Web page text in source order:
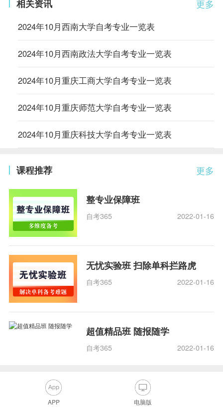
更多
相关资讯
2024年10月西南大学自考专业一览表
2024年10月西南政法大学自考专业一览表
2024年10月重庆工商大学自考专业一览表
2024年10月重庆师范大学自考专业一览表
2024年10月重庆科技大学自考专业一览表
更多
课程推荐
整专业保障班
自考365 2022-01-16
无忧实验班 扫除单科拦路虎
自考365 2022-01-16
超值精品班 随报随学
自考365 2022-01-16
APP 电脑版